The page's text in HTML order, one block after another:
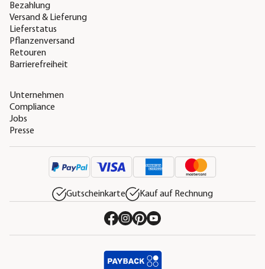
Bezahlung
Versand & Lieferung
Lieferstatus
Pflanzenversand
Retouren
Barrierefreiheit
Unternehmen
Compliance
Jobs
Presse
Gutscheinkarte Kauf auf Rechnung